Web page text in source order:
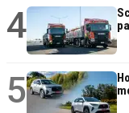
4
5